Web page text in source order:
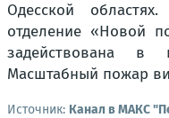
Одесской
отделение «Новой
задействована в
Масштабный пожар
Источник: Канал в МАКС